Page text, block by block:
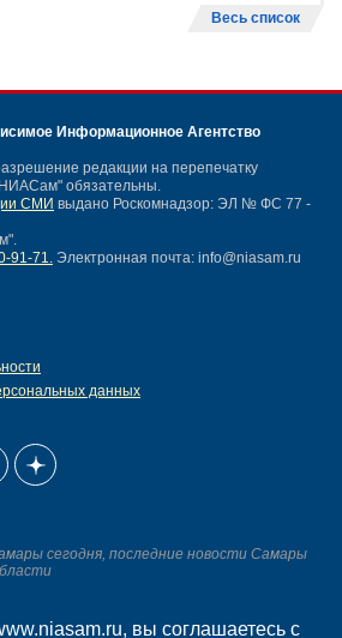
вы соглашаетесь с
Весь список
Информационное Агентство
редакции на перепечатку
обязательны.
СМИ выдано Роскомнадзор: ЭЛ № ФС 77 -
91-71. Электронная почта: info@niasam.ru
данных
сегодня, последние новости Самары